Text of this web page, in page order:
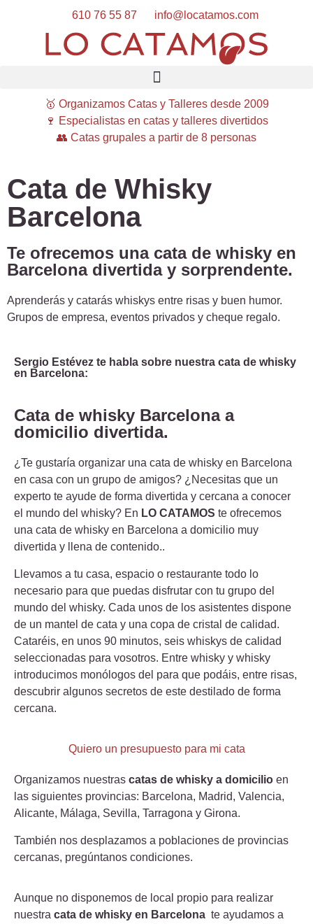
610 76 55 87 info@locatamos.com
🥇 Organizamos Catas y Talleres desde 2009
🍷 Especialistas en catas y talleres divertidos
👥 Catas grupales a partir de 8 personas
Cata de Whisky
Barcelona
Te ofrecemos una cata de whisky en
Barcelona divertida y sorprendente.
Aprenderás y catarás whiskys entre risas y buen humor.
Grupos de empresa, eventos privados y cheque regalo.
Sergio Estévez te habla sobre nuestra cata de whisky
en Barcelona:
Cata de whisky Barcelona a
domicilio divertida.
¿Te gustaría organizar una cata de whisky en Barcelona
en casa con un grupo de amigos? ¿Necesitas que un
experto te ayude de forma divertida y cercana a conocer
el mundo del whisky? En LO CATAMOS te ofrecemos
una cata de whisky en Barcelona a domicilio muy
divertida y llena de contenido..
Llevamos a tu casa, espacio o restaurante todo lo
necesario para que puedas disfrutar con tu grupo del
mundo del whisky. Cada unos de los asistentes dispone
de un mantel de cata y una copa de cristal de calidad.
Cataréis, en unos 90 minutos, seis whiskys de calidad
seleccionadas para vosotros. Entre whisky y whisky
introducimos monólogos del para que podáis, entre risas,
descubrir algunos secretos de este destilado de forma
cercana.
Quiero un presupuesto para mi cata
Organizamos nuestras catas de whisky a domicilio en
las siguientes provincias: Barcelona, Madrid, Valencia,
Alicante, Málaga, Sevilla, Tarragona y Girona.
También nos desplazamos a poblaciones de provincias
cercanas, pregúntanos condiciones.
Aunque no disponemos de local propio para realizar
nuestra cata de whisky en Barcelona te ayudamos a